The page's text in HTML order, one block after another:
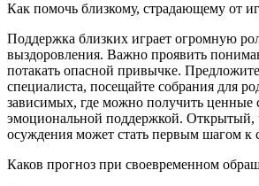
Как помочь близкому, страдающему от
Поддержка близких играет огромную
выздоровления. Важно проявить
потакать опасной привычке.
специалиста, посещайте собрания для
зависимых, где можно получить ценные
эмоциональной поддержкой. Открытый,
осуждения может стать первым шагом к
Каков прогноз при своевременном